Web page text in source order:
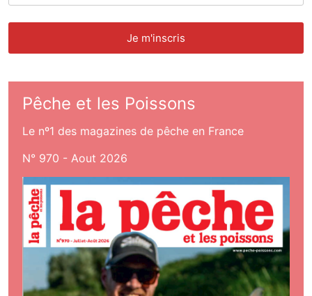
Pêche et les Poissons
Le nº1 des magazines de pêche en France
N° 970 - Aout 2026